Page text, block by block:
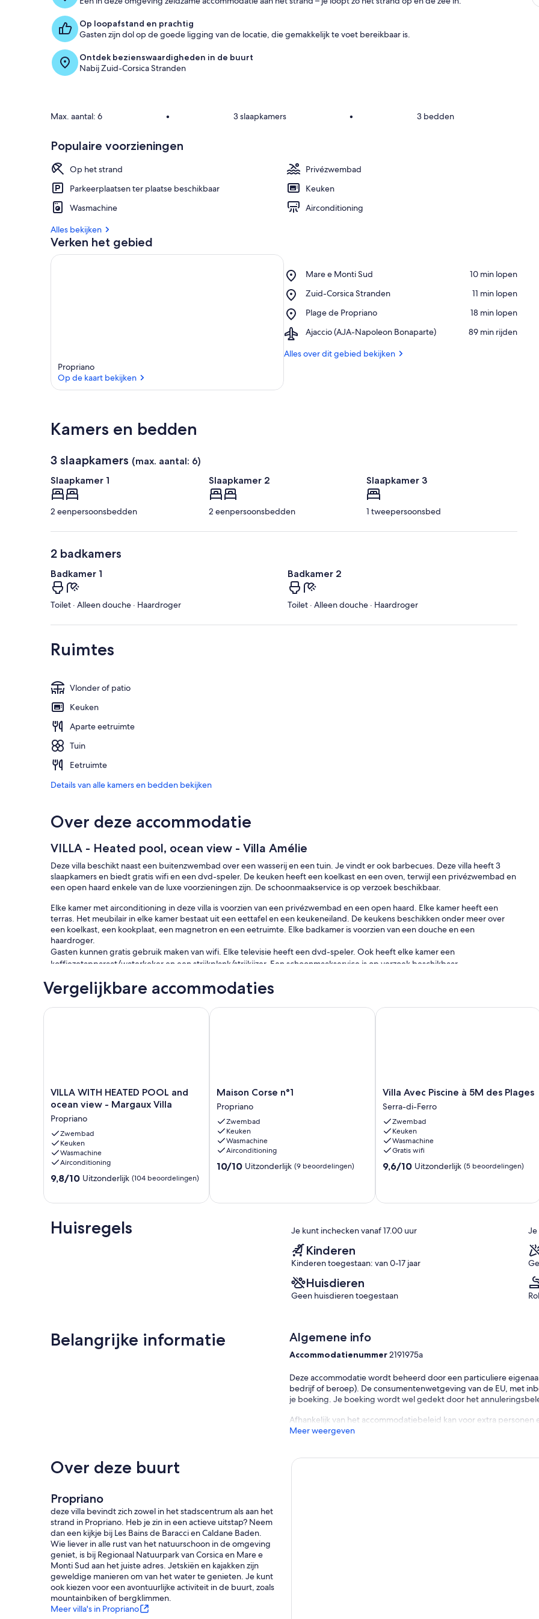
Op loopafstand en prachtig
Gasten zijn dol op de goede ligging van de locatie, die gemakkelijk te voet bereikbaar is.
Ontdek bezienswaardigheden in de buurt
Nabij Zuid-Corsica Stranden
Max. aantal: 6 • 3 slaapkamers • 3 bedden
Populaire voorzieningen
Op het strand
Privézwembad
Parkeerplaatsen ter plaatse beschikbaar
Keuken
Wasmachine
Airconditioning
Alles bekijken
Verken het gebied
Propriano
Op de kaart bekijken
Mare e Monti Sud
Place,
e
Sud
‪10 min lopen‬
Zuid-Corsica Stranden
Place,
Corsica
‪11 min lopen‬
Plage de Propriano
Place,
de
‪18 min lopen‬
Ajaccio (AJA-Napoleon Bonaparte)
Airport,
(AJA-
‪89 min rijden‬
Alles over dit gebied bekijken
Kamers en bedden
3 slaapkamers (max. aantal: 6)
Slaapkamer 1
2 eenpersoonsbedden
Slaapkamer 2
2 eenpersoonsbedden
Slaapkamer 3
1 tweepersoonsbed
2 badkamers
Badkamer 1
Toilet · Alleen douche · Haardroger
Badkamer 2
Toilet · Alleen douche · Haardroger
Ruimtes
Vlonder of patio
Keuken
Aparte eetruimte
Tuin
Eetruimte
Details van alle kamers en bedden bekijken
Over deze accommodatie
VILLA - Heated pool, ocean view - Villa Amélie
Deze villa beschikt naast een buitenzwembad over een wasserij en een tuin. Je vindt er ook barbecues. Deze villa heeft 3
slaapkamers en biedt gratis wifi en een dvd-speler. De keuken heeft een koelkast en een oven, terwijl een privézwembad en
een open haard enkele van de luxe voorzieningen zijn. De schoonmaakservice is op verzoek beschikbaar.
Elke kamer met airconditioning in deze villa is voorzien van een privézwembad en een open haard. Elke kamer heeft een
terras. Het meubilair in elke kamer bestaat uit een eettafel en een keukeneiland. De keukens beschikken onder meer over
een koelkast, een kookplaat, een magnetron en een eetruimte. Elke badkamer is voorzien van een douche en een
haardroger.
Gasten kunnen gratis gebruik maken van wifi. Elke televisie heeft een dvd-speler. Ook heeft elke kamer een
koffiezetapparaat/waterkoker en een strijkplank/strijkijzer. Een schoonmaakservice is op verzoek beschikbaar.
Recreatieve voorzieningen van deze villa bestaan onder andere uit een buitenzwembad.
De onderstaande recreatieve activiteiten vind je ter plaatse of in de directe omgeving. Mogelijk zijn toeslagen van
toepassing.
Vergelijkbare accommodaties
VILLA
WITH
POOL
and
ocean
view
-
Margaux
VILLA WITH HEATED POOL and
ocean view - Margaux Villa
Propriano
Zwembad
Keuken
Wasmachine
Airconditioning
9.8
(104
beoordelingen)
9,8/10 Uitzonderlijk (104 beoordelingen)
VILLA WITH HEATED POOL and ocean view - Margaux Villa
Maison
Corse
n°1
Propriano
Maison Corse n°1
Propriano
Zwembad
Keuken
Wasmachine
Airconditioning
10.0
10/10 Uitzonderlijk (9 beoordelingen)
Maison Corse n°1
Villa
Avec
Piscine
à
5M
des
Plages
Serra-
Villa Avec Piscine à 5M des Plages
Serra-di-Ferro
Zwembad
Keuken
Wasmachine
Gratis wifi
9.6
9,6/10 Uitzonderlijk (5 beoordelingen)
Villa Avec Piscine à 5M des Plages
Huisregels Je kunt inchecken vanaf 17.00 uur Je
Kinderen
Kinderen toegestaan: van 0-17 jaar
Huisdieren
Geen huisdieren toegestaan
Belangrijke informatie Algemene info
Accommodatienummer2191975a
Deze accommodatie wordt beheerd door een particuliere
bedrijf of beroep). De consumentenwetgeving van de EU, met
je boeking. Je boeking wordt wel gedekt door het
Afhankelijk van het accommodatiebeleid kan voor extra
Meer weergeven
Over deze buurt
Propriano
deze villa bevindt zich zowel in het stadscentrum als aan het
strand in Propriano. Heb je zin in een actieve uitstap? Neem
dan een kijkje bij Les Bains de Baracci en Caldane Baden.
Wie liever in alle rust van het natuurschoon in de omgeving
geniet, is bij Regionaal Natuurpark van Corsica en Mare e
Monti Sud aan het juiste adres. Jetskiën en kajakken zijn
geweldige manieren om van het water te genieten. Je kunt
ook kiezen voor een avontuurlijke activiteit in de buurt, zoals
mountainbiken of bergklimmen.
Meer villa's in Propriano